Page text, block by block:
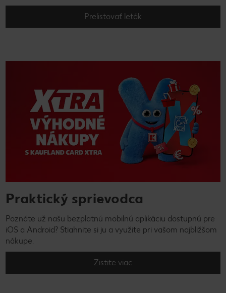
Prelistovať leták
Praktický sprievodca
Poznáte už našu bezplatnú mobilnú aplikáciu dostupnú pre
iOS a Android? Stiahnite si ju a využite pri vašom najbližšom
nákupe.
Zistite viac